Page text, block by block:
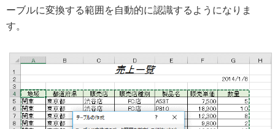
ーブルに変換する範囲を自動的に認識するようになりま
す。